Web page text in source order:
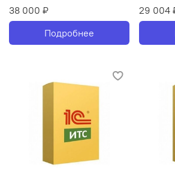
38 000 ₽
Подробнее
29 004